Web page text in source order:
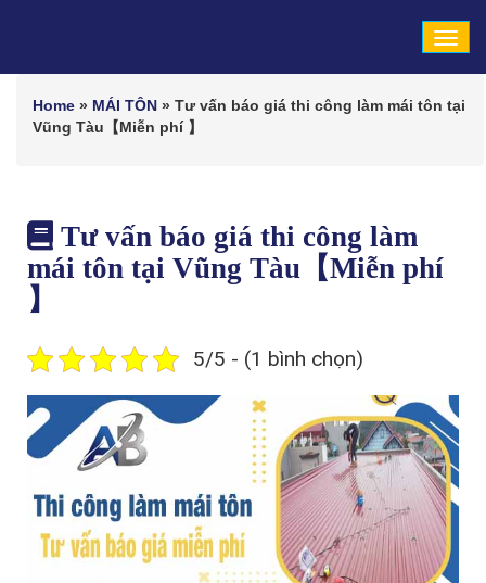
Home » MÁI TÔN » Tư vấn báo giá thi công làm mái tôn tại
Vũng Tàu【Miễn phí 】
Tư vấn báo giá thi công làm
mái tôn tại Vũng Tàu【Miễn phí
】
5/5 - (1 bình chọn)